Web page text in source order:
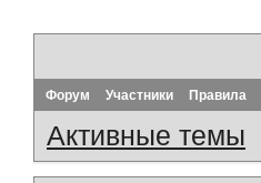
Форум Участники Правила
Активные темы